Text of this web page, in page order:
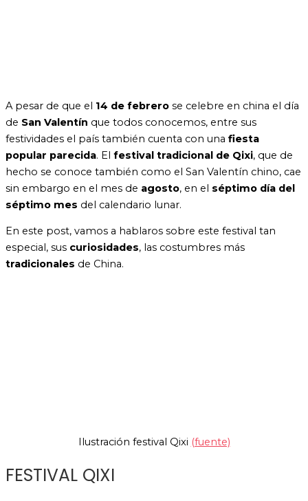
A pesar de que el 14 de febrero se celebre en china el día
de San Valentín que todos conocemos, entre sus
festividades el país también cuenta con una fiesta
popular parecida. El festival tradicional de Qixi, que de
hecho se conoce también como el San Valentín chino, cae
sin embargo en el mes de agosto, en el séptimo día del
séptimo mes del calendario lunar.
En este post, vamos a hablaros sobre este festival tan
especial, sus curiosidades, las costumbres más
tradicionales de China.
Ilustración festival Qixi (fuente)
FESTIVAL QIXI